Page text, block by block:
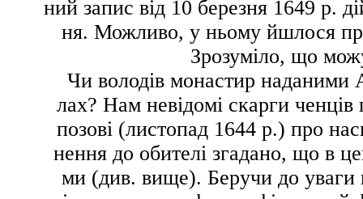
ний запис від 10 березня 1649 р.
ня. Можливо, у ньому йшлося
Зрозуміло, що
Чи володів монастир наданими
лах? Нам невідомі скарги
позові (листопад 1644 р.) про
нення до обителі згадано, що в
ми (див. вище). Беручи до уваги